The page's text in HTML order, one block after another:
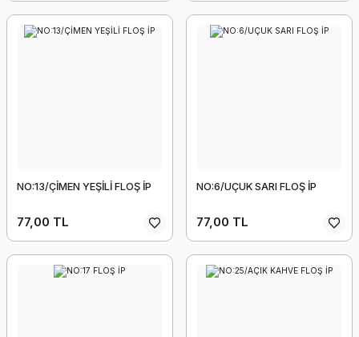
NO:13/ÇİMEN YEŞİLİ FLOŞ İP
77,00 TL
NO:6/UÇUK SARI FLOŞ İP
77,00 TL